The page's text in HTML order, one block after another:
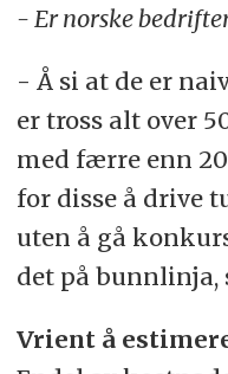
- Er norske
- Å si at de er
er tross alt over
med færre enn
for disse å drive
uten å gå
det på bunnlinja,
Vrient å